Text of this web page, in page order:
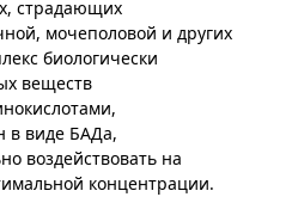
страдающих
мочеполовой и других
биологически
веществ
в виде БАДа,
воздействовать на
концентрации.